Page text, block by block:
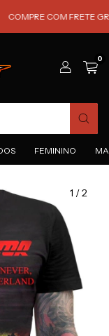
COM FRETE GRÁTIS
0
FEMININO
1 /2